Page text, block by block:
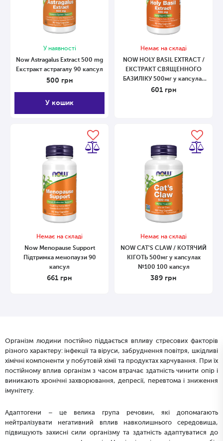
У наявності
Now Astragalus Extract 500 mg
Екстракт астрагалу 90 капсул
500 грн
У кошик
Немає на складі
NOW HOLY BASIL EXTRACT /
ЕКСТРАКТ СВЯЩЕННОГО
БАЗИЛІКУ 500мг у капсулах
№90 90 капсул
601 грн
Немає на складі
Now Menopause Support
Підтримка менопаузи 90
капсул
661 грн
Немає на складі
NOW CAT'S CLAW / КОТЯЧИЙ
КІГОТЬ 500мг у капсулах
№100 100 капсул
389 грн
Організм людини постійно піддається впливу стресових факторів
різного характеру: інфекції та віруси, забруднення повітря, шкідливі
хімічні компоненти у побутовій хімії та продуктах харчування. При їх
постійному вплив організм з часом втрачає здатність чинити опір і
виникають хронічні захворювання, депресії, перевтома і зниження
імунітету.
Адаптогени – це велика група речовин, які допомагають
нейтралізувати негативний вплив навколишнього середовища,
підвищують захисні сили організму та здатність адаптуватися до